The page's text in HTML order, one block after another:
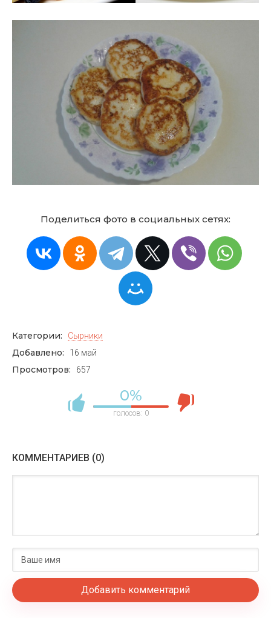
Поделиться фото в социальных сетях:
Категории: Сырники
Добавлено: 16 май
Просмотров: 657
0%
голосов: 0
КОММЕНТАРИЕВ (0)
Добавить комментарий